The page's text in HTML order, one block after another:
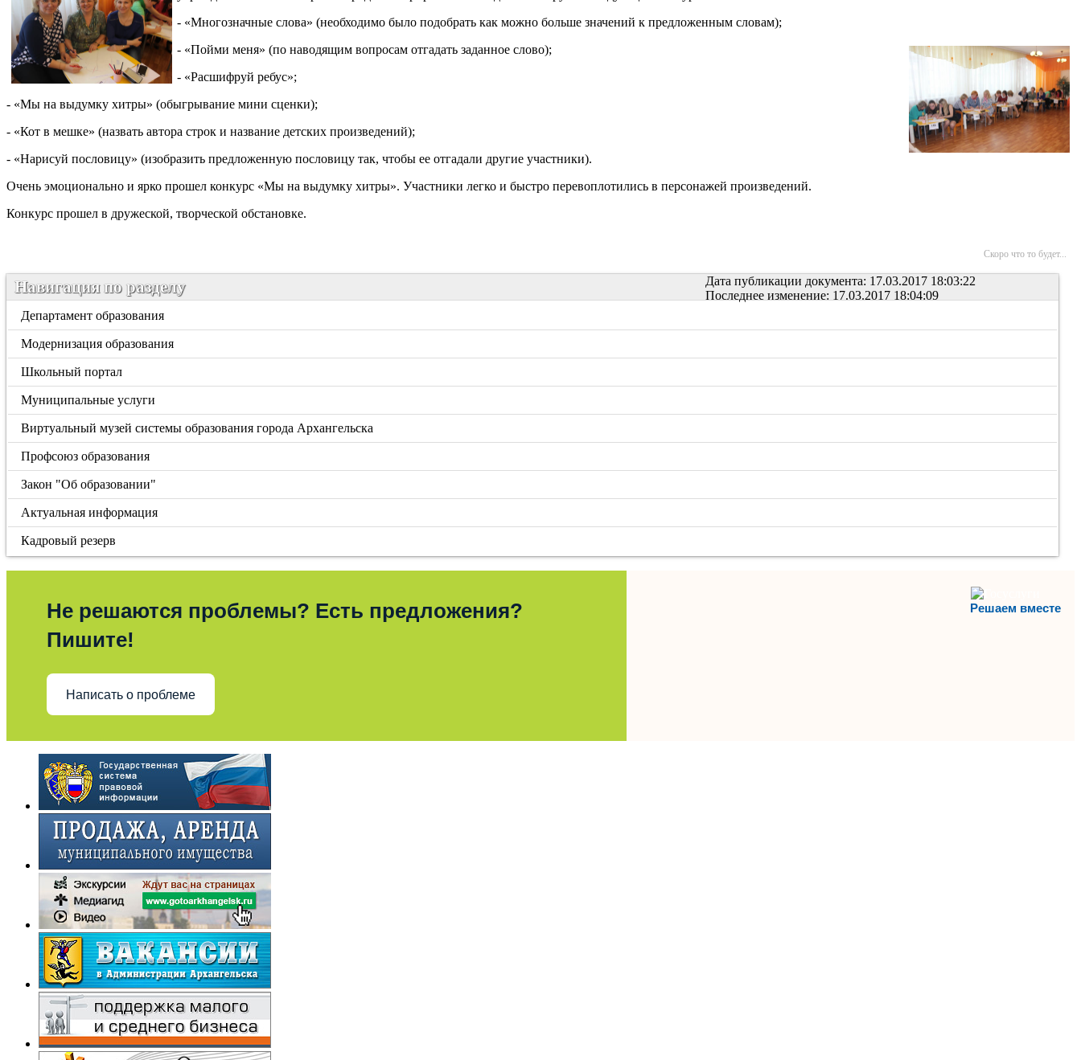
- «Многозначные слова» (необходимо было подобрать как можно больше значений к предложенным словам);
- «Пойми меня» (по наводящим вопросам отгадать заданное слово);
- «Расшифруй ребус»;
- «Мы на выдумку хитры» (обыгрывание мини сценки);
- «Кот в мешке» (назвать автора строк и название детских произведений);
- «Нарисуй пословицу» (изобразить предложенную пословицу так, чтобы ее отгадали другие участники).
Очень эмоционально и ярко прошел конкурс «Мы на выдумку хитры». Участники легко и быстро перевоплотились в персонажей произведений.
Конкурс прошел в дружеской, творческой обстановке.
Скоро что то будет...
Дата публикации документа: 17.03.2017 18:03:22
Последнее изменение: 17.03.2017 18:04:09
Навигация по разделу
Департамент образования
Модернизация образования
Школьный портал
Муниципальные услуги
Виртуальный музей системы образования города Архангельска
Профсоюз образования
Закон "Об образовании"
Актуальная информация
Кадровый резерв
Решаем вместе
Не решаются проблемы? Есть предложения?
Пишите!
Написать о проблеме